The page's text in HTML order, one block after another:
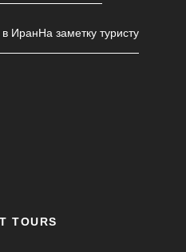
в ИранНа заметку туристу
TOURS